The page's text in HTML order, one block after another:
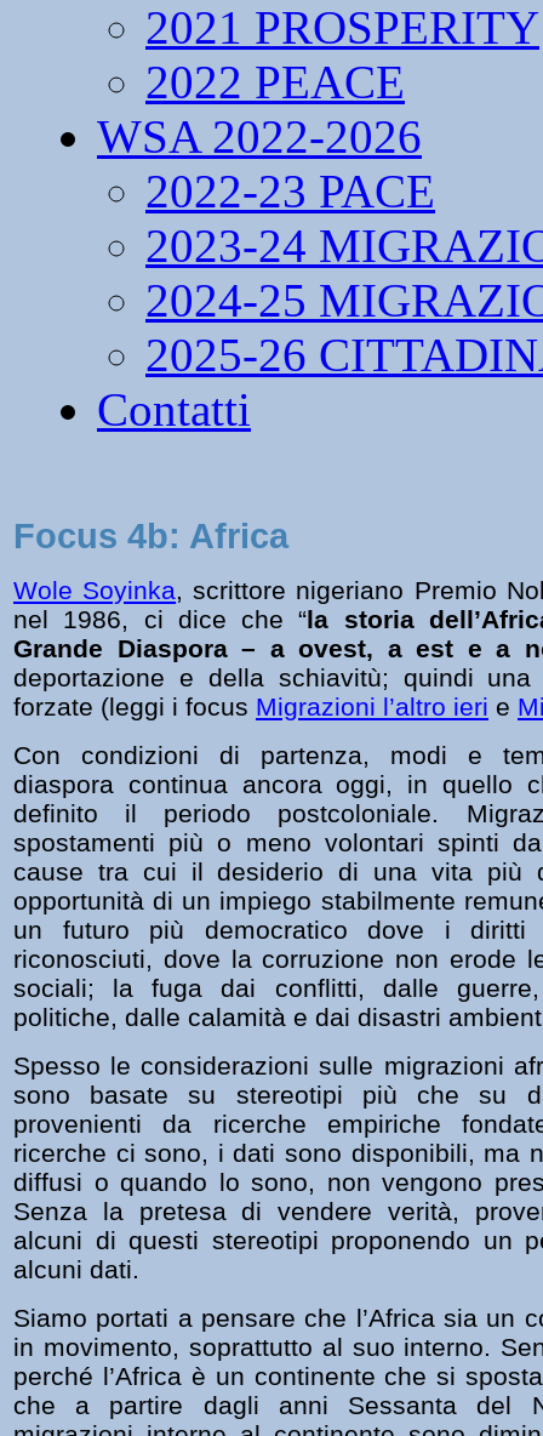
2021 PROSPERITY
2022 PEACE
WSA 2022-2026
2022-23 PACE
2023-24
2024-25
2025-26
Contatti
Focus 4b: Africa
Wole Soyinka, scrittore nigeriano Premio
nel 1986, ci dice che “la storia
Grande Diaspora – a ovest, a est e a
deportazione e della schiavitù; quindi
forzate (leggi i focus Migrazioni l’altro ieri e
Con condizioni di partenza, modi e
diaspora continua ancora oggi, in quello
definito il periodo postcoloniale.
spostamenti più o meno volontari spinti
cause tra cui il desiderio di una vita più
opportunità di un impiego stabilmente
un futuro più democratico dove i diritti
riconosciuti, dove la corruzione non erode
sociali; la fuga dai conflitti, dalle
politiche, dalle calamità e dai disastri
Spesso le considerazioni sulle migrazioni
sono basate su stereotipi più che su
provenienti da ricerche empiriche
ricerche ci sono, i dati sono disponibili, ma
diffusi o quando lo sono, non vengono
Senza la pretesa di vendere verità,
alcuni di questi stereotipi proponendo un
alcuni dati.
Siamo portati a pensare che l’Africa sia un
in movimento, soprattutto al suo interno.
perché l’Africa è un continente che si
che a partire dagli anni Sessanta del